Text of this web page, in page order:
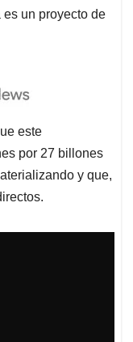
un proyecto de
este
por 27 billones
y que,